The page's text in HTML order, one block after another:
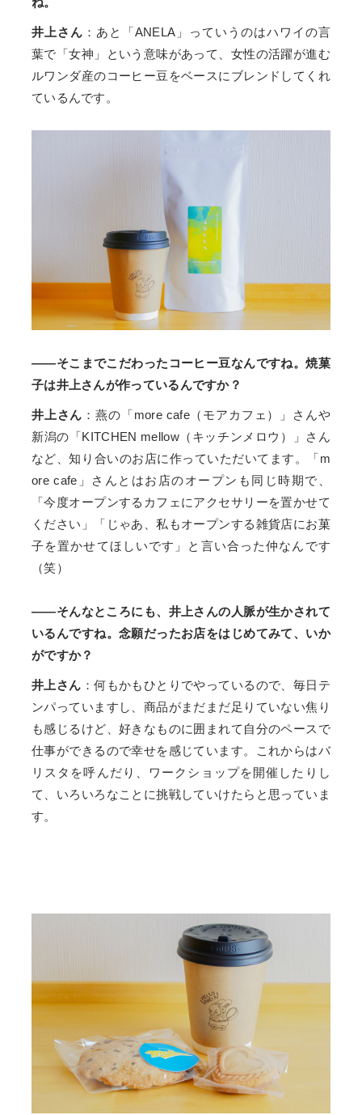
井上さん ：あと「ANELA」っていうのはハワイの言
葉で「女神」という意味があって、女性の活躍が進む
ルワンダ産のコーヒー豆をベースにブレンドしてくれ
ているんです。
——そこまでこだわったコーヒー豆なんですね。焼菓
子は井上さんが作っているんですか？
井上さん ：燕の「more cafe（モアカフェ）」さんや
新潟の「KITCHEN mellow（キッチンメロウ）」さん
など、知り合いのお店に作っていただいてます。「m
ore cafe」さんとはお店のオープンも同じ時期で、
「今度オープンするカフェにアクセサリーを置かせて
ください」「じゃあ、私もオープンする雑貨店にお菓
子を置かせてほしいです」と言い合った仲なんです
（笑）
——そんなところにも、井上さんの人脈が生かされて
いるんですね。念願だったお店をはじめてみて、いか
がですか？
井上さん ：何もかもひとりでやっているので、毎日テ
ンパっていますし、商品がまだまだ足りていない焦り
も感じるけど、好きなものに囲まれて自分のペースで
仕事ができるので幸せを感じています。これからはバ
リスタを呼んだり、ワークショップを開催したりし
て、いろいろなことに挑戦していけたらと思っていま
す。